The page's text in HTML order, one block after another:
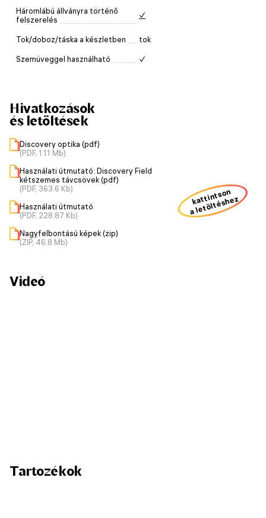
Háromlábú állványra történő
felszerelés
✓
Tok/doboz/táska a készletben tok
Szemüveggel használható ✓
Hivatkozások
és letöltések
Discovery optika (pdf)
(PDF, 1.11 Mb)
Használati útmutató: Discovery Field
kétszemes távcsövek (pdf)
(PDF, 363.6 Kb)
Használati útmutató
(PDF, 228.87 Kb)
Nagyfelbontású képek (zip)
(ZIP, 46.8 Mb)
kattintson
a letöltéshez
Videó
Tartozékok